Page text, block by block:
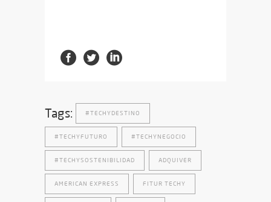
Tags: #TECHYDESTINO
#TECHYFUTURO #TECHYNEGOCIO
#TECHYSOSTENIBILIDAD ADQUIVER
AMERICAN EXPRESS FITUR TECHY